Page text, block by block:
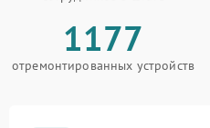
1177
отремонтированных устройств